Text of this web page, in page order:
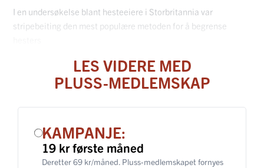
I en undersøkelse blant hesteeiere i Storbritannia var
stripebeiting den mest populære metoden for å begrense
LES VIDERE MED
PLUSS-MEDLEMSKAP
KAMPANJE:
19 kr første måned
Deretter 69 kr/måned. Pluss-medlemskapet fornyes